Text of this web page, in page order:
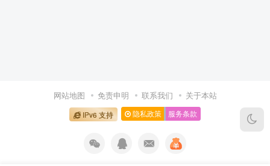
网站地图 免责申明 联系我们 关于本站
IPv6 支持 隐私政策 服务条款